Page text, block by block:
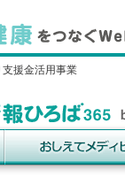
援金活用事業